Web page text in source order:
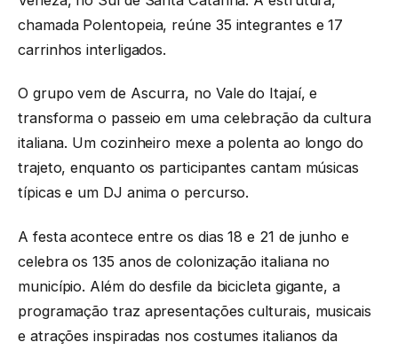
chamada Polentopeia, reúne 35 integrantes e 17
carrinhos interligados.
O grupo vem de Ascurra, no Vale do Itajaí, e
transforma o passeio em uma celebração da cultura
italiana. Um cozinheiro mexe a polenta ao longo do
trajeto, enquanto os participantes cantam músicas
típicas e um DJ anima o percurso.
A festa acontece entre os dias 18 e 21 de junho e
celebra os 135 anos de colonização italiana no
município. Além do desfile da bicicleta gigante, a
programação traz apresentações culturais, musicais
e atrações inspiradas nos costumes italianos da